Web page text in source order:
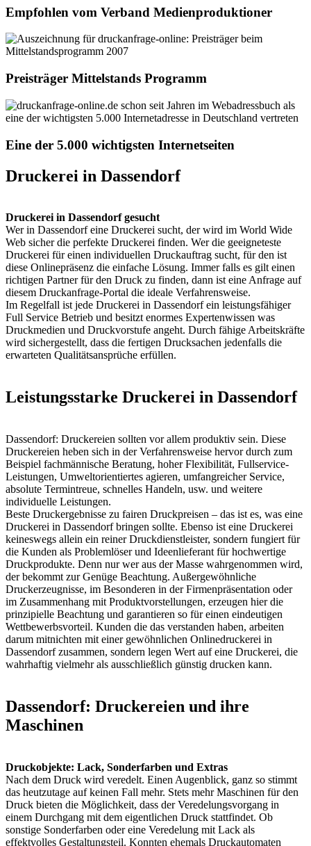
Empfohlen vom Verband Medienproduktioner
Preisträger Mittelstands Programm
Eine der 5.000 wichtigsten Internetseiten
Druckerei in Dassendorf
Druckerei in Dassendorf gesucht
Wer in Dassendorf eine Druckerei sucht, der wird im World Wide
Web sicher die perfekte Druckerei finden. Wer die geeigneteste
Druckerei für einen individuellen Druckauftrag sucht, für den ist
diese Onlinepräsenz die einfache Lösung. Immer falls es gilt einen
richtigen Partner für den Druck zu finden, dann ist eine Anfrage auf
diesem Druckanfrage-Portal die ideale Verfahrensweise.
Im Regelfall ist jede Druckerei in Dassendorf ein leistungsfähiger
Full Service Betrieb und besitzt enormes Expertenwissen was
Druckmedien und Druckvorstufe angeht. Durch fähige Arbeitskräfte
wird sichergestellt, dass die fertigen Drucksachen jedenfalls die
erwarteten Qualitätsansprüche erfüllen.
Leistungsstarke Druckerei in Dassendorf
Dassendorf: Druckereien sollten vor allem produktiv sein. Diese
Druckereien heben sich in der Verfahrensweise hervor durch zum
Beispiel fachmännische Beratung, hoher Flexibilität, Fullservice-
Leistungen, Umweltorientiertes agieren, umfangreicher Service,
absolute Termintreue, schnelles Handeln, usw. und weitere
individuelle Leistungen.
Beste Druckergebnisse zu fairen Druckpreisen – das ist es, was eine
Druckerei in Dassendorf bringen sollte. Ebenso ist eine Druckerei
keineswegs allein ein reiner Druckdienstleister, sondern fungiert für
die Kunden als Problemlöser und Ideenlieferant für hochwertige
Druckprodukte. Denn nur wer aus der Masse wahrgenommen wird,
der bekommt zur Genüge Beachtung. Außergewöhnliche
Druckerzeugnisse, im Besonderen in der Firmenpräsentation oder
im Zusammenhang mit Produktvorstellungen, erzeugen hier die
prinzipielle Beachtung und garantieren so für einen eindeutigen
Wettbewerbsvorteil. Kunden die das verstanden haben, arbeiten
darum mitnichten mit einer gewöhnlichen Onlinedruckerei in
Dassendorf zusammen, sondern legen Wert auf eine Druckerei, die
wahrhaftig vielmehr als ausschließlich günstig drucken kann.
Dassendorf: Druckereien und ihre
Maschinen
Druckobjekte: Lack, Sonderfarben und Extras
Nach dem Druck wird veredelt. Einen Augenblick, ganz so stimmt
das heutzutage auf keinen Fall mehr. Stets mehr Maschinen für den
Druck bieten die Möglichkeit, dass der Veredelungsvorgang in
einem Durchgang mit dem eigentlichen Druck stattfindet. Ob
sonstige Sonderfarben oder eine Veredelung mit Lack als
effektvolles Gestaltungsteil. Konnten ehemals Druckautomaten